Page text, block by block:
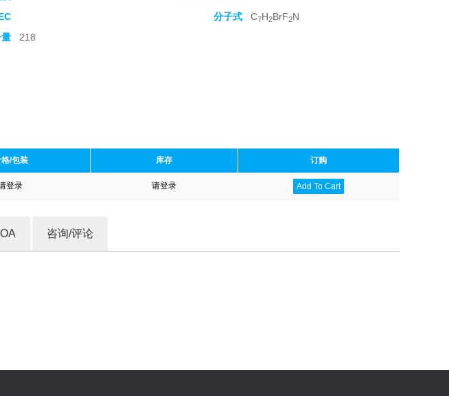
分子式 C7H2BrF2N
218
/包装 库存 订购
登录 请登录 Add To Cart
咨询/评论